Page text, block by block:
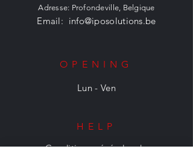
Adresse: Profondeville, Belgique
Email: info@iposolutions.be
OPENING
Lun - Ven
HELP